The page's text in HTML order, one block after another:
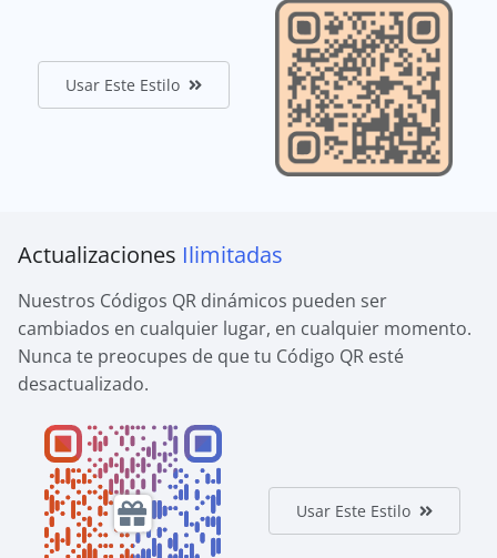
Usar Este Estilo
Actualizaciones Ilimitadas
Nuestros Códigos QR dinámicos pueden ser
cambiados en cualquier lugar, en cualquier momento.
Nunca te preocupes de que tu Código QR esté
desactualizado.
Usar Este Estilo